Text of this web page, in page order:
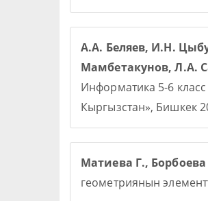
А.А. Беляев, И.Н.
Мамбетакунов, Л.А.
Информатика 5-6
Кыргызстан», Бишкек
Матиева Г.,
геометриянын